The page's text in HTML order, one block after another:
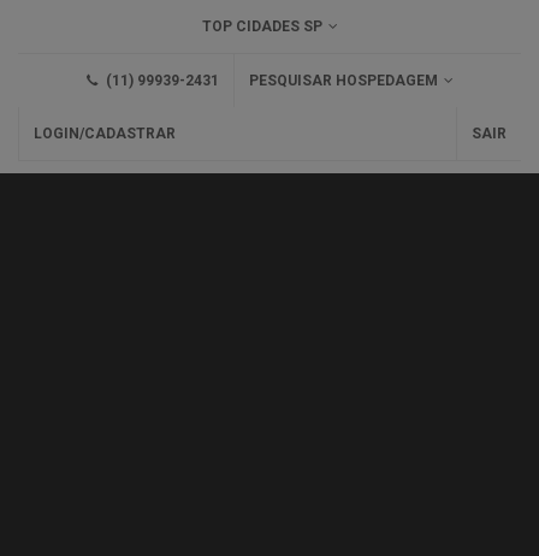
TOP CIDADES SP
(11) 99939-2431 PESQUISAR HOSPEDAGEM
LOGIN/CADASTRAR SAIR